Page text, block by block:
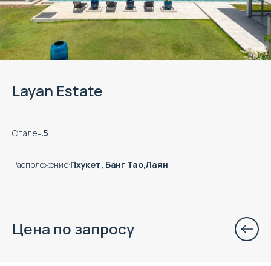
Layan Estate
Спален:5
Расположение:Пхукет, Банг Тао,Лаян
Цена по запросу